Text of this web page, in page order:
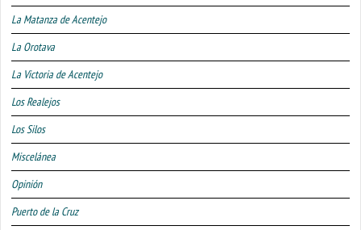
La Matanza de Acentejo
La Orotava
La Victoria de Acentejo
Los Realejos
Los Silos
Miscelánea
Opinión
Puerto de la Cruz